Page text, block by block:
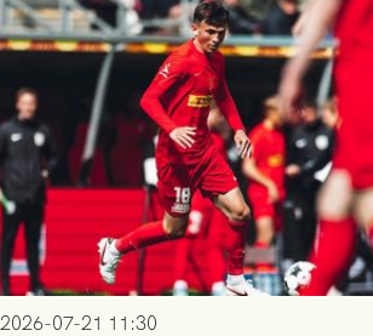
2026-07-21 11:30